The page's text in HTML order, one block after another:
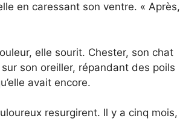
en caressant son ventre. « Après,
elle sourit. Chester, son chat
son oreiller, répandant des poils
avait encore.
resurgirent. Il y a cinq mois,